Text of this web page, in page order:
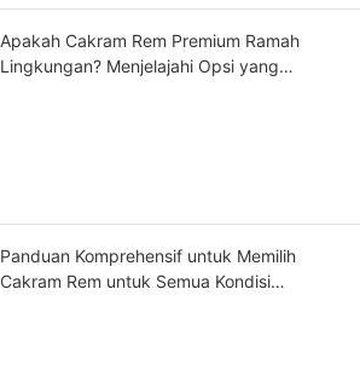
Apakah Cakram Rem Premium Ramah
Lingkungan? Menjelajahi Opsi yang
Panduan Komprehensif untuk Memilih
Cakram Rem untuk Semua Kondisi